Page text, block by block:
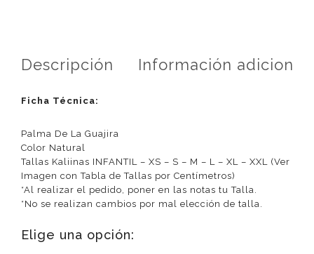
Descripción Información adicional
Ficha Técnica:
Palma De La Guajira
Color Natural
Tallas Kaliinas INFANTIL – XS – S – M – L – XL – XXL (Ver
Imagen con Tabla de Tallas por Centímetros)
*Al realizar el pedido, poner en las notas tu Talla.
*No se realizan cambios por mal elección de talla.
Elige una opción: